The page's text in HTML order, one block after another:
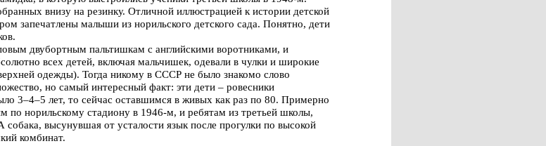
внизу на резинку. Отличной иллюстрацией к истории детской
запечатлены малыши из норильского детского сада. Понятно, дети
двубортным пальтишкам с английскими воротниками, и
всех детей, включая мальчишек, одевали в чулки и широкие
одежды). Тогда никому в СССР не было знакомо слово
но самый интересный факт: эти дети – ровесники
3–4–5 лет, то сейчас оставшимся в живых как раз по 80. Примерно
норильскому стадиону в 1946-м, и ребятам из третьей школы,
высунувшая от усталости язык после прогулки по высокой
комбинат.